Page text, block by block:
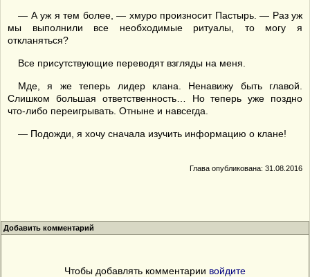
— А уж я тем более, — хмуро произносит Пастырь. — Раз уж
мы выполнили все необходимые ритуалы, то могу я
откланяться?
Все присутствующие переводят взгляды на меня.
Мде, я же теперь лидер клана. Ненавижу быть главой.
Слишком большая ответственность… Но теперь уже поздно
что-либо переигрывать. Отныне и навсегда.
— Подожди, я хочу сначала изучить информацию о клане!
Глава опубликована: 31.08.2016
Добавить комментарий
Чтобы добавлять комментарии войдите